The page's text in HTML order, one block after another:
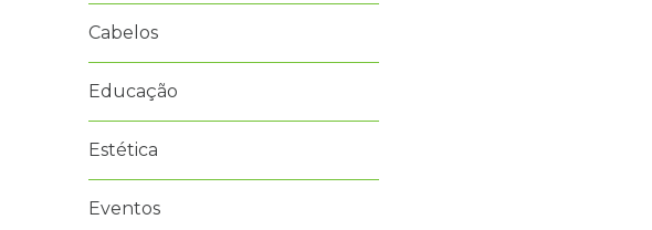
Cabelos
Educação
Estética
Eventos